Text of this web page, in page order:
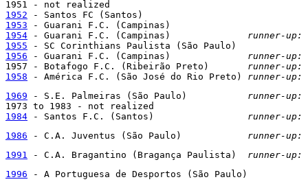
1952
1953
1954 - Guarani F.C. (Campinas) runner-
1955
1956 - Guarani F.C. (Campinas) runner-
1957 - Botafogo F.C. (Ribeirão Preto) runner-
1958 - América F.C. (São José do Rio Preto) runner-
1969 - S.E. Palmeiras (São Paulo) runner-
1984 - Santos F.C. (Santos) runner-
1986 - C.A. Juventus (São Paulo) runner-
1991
- C.A. Bragantino (Bragança Paulista) runner-
1996 - A Portuguesa de Desportos (São Paulo)